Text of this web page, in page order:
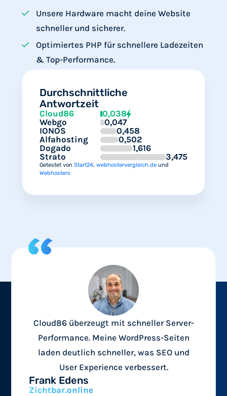
Unsere Hardware macht deine Website
schneller und sicherer.
Optimiertes PHP für schnellere Ladezeiten
& Top-Performance.
Durchschnittliche
Antwortzeit
Cloud86
0,038
Webgo
0,047
IONOS
0,458
Alfahosting
0,502
Dogado
1,616
Strato
3,475
Getestet von Start24, webhostervergleich.deund
Webhosters
Cloud86 überzeugt mit schneller Server-
Performance. Meine WordPress-Seiten
laden deutlich schneller, was SEO und
User Experience verbessert.
Frank Edens
Zichtbar.online